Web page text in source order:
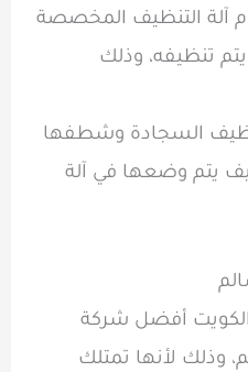
آلة التنظيف المخصصة
تنظيفه، وذلك
السجادة وشطفها
يتم وضعها في آلة
أفضل شركة
وذلك لأنها تمتلك